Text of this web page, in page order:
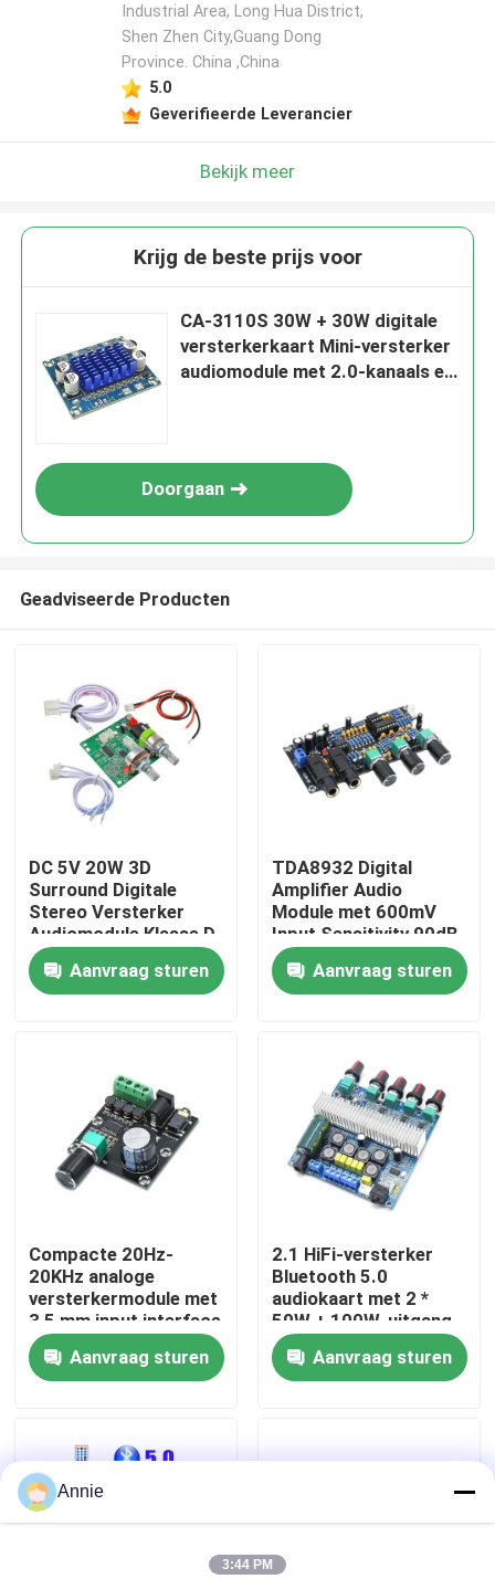
Thuis
Over Ons
Fabriekstour
Neem contact met ons op
Nieuws
Blog
Versterkerbordmodule
Industrial Area, Long Hua District,
Shen Zhen City,Guang Dong
Province. China ,China
5.0
Geverifieerde Leverancier
Bekijk meer
Krijg de beste prijs voor
CA-3110S 30W + 30W digitale
versterkerkaart Mini-versterker
audiomodule met 2.0-kanaals en
Doorgaan
Geadviseerde Producten
DC 5V 20W 3D
Surround Digitale
Stereo Versterker
Audiomodule Klasse D
Versterker Board
Aanvraag sturen
TDA8932 Digital
Amplifier Audio
Module met 600mV
Input Sensitivity 90dB
SNR en 3W Output
PowerAanvraag sturen
Compacte 20Hz-
20KHz analoge
versterkermodule met
3,5 mm input interface
en zilveren afwerking
Aanvraag sturen
2.1 HiFi-versterker
Bluetooth 5.0
audiokaart met 2 *
50W + 100W-uitgang
en DC12 ~ 24V-
voedingAanvraag sturen
Annie
3:44 PM